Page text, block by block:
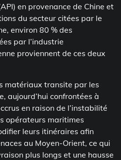
en provenance de Chine et
du secteur citées par le
environ 80 % des
par l’industrie
proviennent de ces deux
matériaux transite par les
aujourd’hui confrontées à
en raison de l’instabilité
opérateurs maritimes
leurs itinéraires afin
au Moyen-Orient, ce qui
plus longs et une hausse